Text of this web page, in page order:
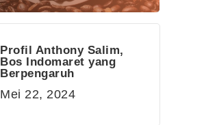
Profil Anthony Salim,
Bos Indomaret yang
Berpengaruh
Mei 22, 2024